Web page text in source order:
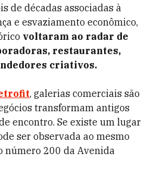
de décadas associadas à
e esvaziamento econômico,
voltaram ao radar de
restaurantes,
criativos.
, galerias comerciais são
transformam antigos
encontro. Se existe um lugar
ser observada ao mesmo
número 200 da Avenida